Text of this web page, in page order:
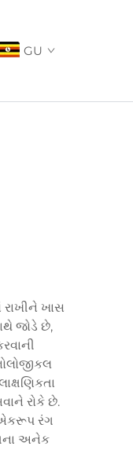
GU
ખાસ
જોડે છે,
રોકે છે.
એકરૂપ રંગ
અનેક